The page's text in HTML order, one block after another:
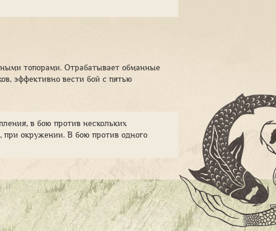
топорами. Отрабатывает обманные
эффективно вести бой с пятью
в бою против нескольких
при окружении. В бою против одного